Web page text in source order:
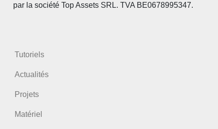
par la société Top Assets SRL. TVA BE0678995347.
Tutoriels
Actualités
Projets
Matériel